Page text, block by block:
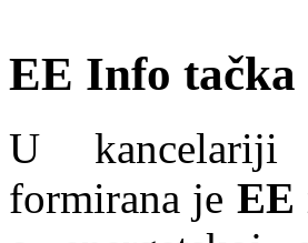
EE Info tačka
U kancelariji
formirana je EE